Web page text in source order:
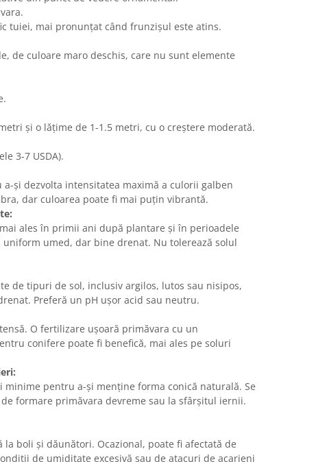
tuiei, mai pronunțat când frunzișul este atins.
de culoare maro deschis, care nu sunt elemente
și o lățime de 1-1.5 metri, cu o creștere moderată.
3-7 USDA).
și dezvolta intensitatea maximă a culorii galben
dar culoarea poate fi mai puțin vibrantă.
ales în primii ani după plantare și în perioadele
uniform umed, dar bine drenat. Nu tolerează solul
de tipuri de sol, inclusiv argilos, lutos sau nisipos,
Preferă un pH ușor acid sau neutru.
O fertilizare ușoară primăvara cu un
conifere poate fi benefică, mai ales pe soluri
minime pentru a-și menține forma conică naturală. Se
formare primăvara devreme sau la sfârșitul iernii.
la boli și dăunători. Ocazional, poate fi afectată de
de umiditate excesivă sau de atacuri de acarieni